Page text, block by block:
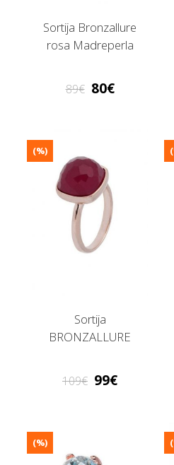
Sortija Bronzallure
rosa Madreperla
89 80
Sortija
BRONZALLURE
(%)
109 99
(%)